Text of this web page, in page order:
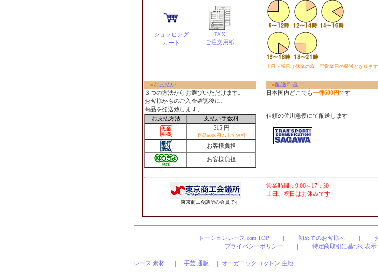
ショッピング
カート
FAX
ご注文用紙
土日・祝日は休業の為、翌営業日の発送となります
■お支払い
３つの方法からお選びいただけます。
お客様からのご入金確認後に、
商品を発送致します。
お支払方法
支払い手数料
315 円
商品5000円以上で無料
お客様負担
お客様負担
■配送料金
日本国内どこでも一律600円です
信頼の佐川急便にて配送します
東京商工会議所の会員です
営業時間：9:00～17：30
土日、祝日はお休みです
トーションレース.com TOP 初めてのお客様へ｜
プライバシーポリシー
特定商取引に基づく表示
レース 素材 手芸 通販 オーガニックコットン 生地